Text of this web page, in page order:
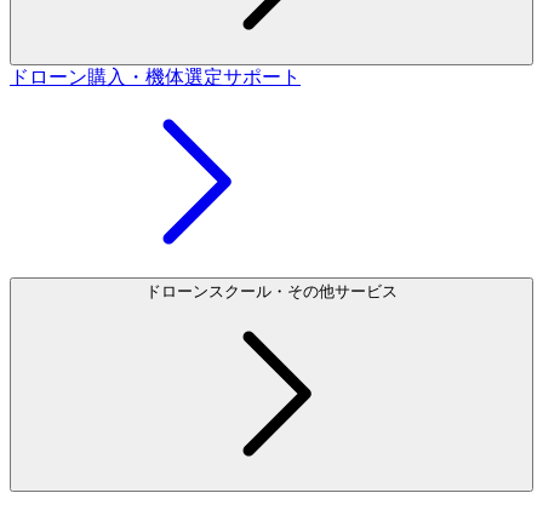
ドローン購入・機体選定サポート
ドローンスクール・その他サービス